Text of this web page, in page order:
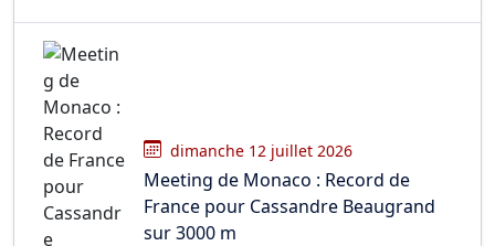
dimanche 12 juillet 2026
Meeting de Monaco : Record de
France pour Cassandre Beaugrand
sur 3000 m